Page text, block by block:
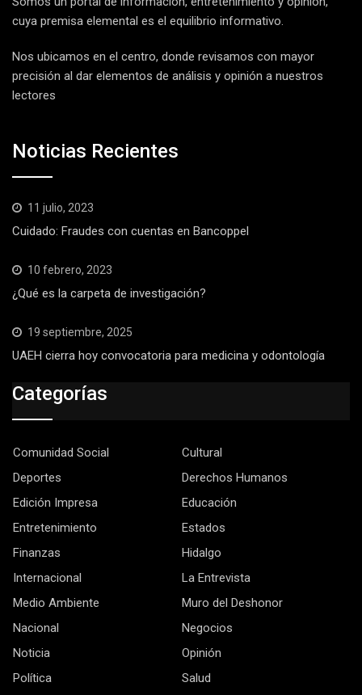
cuya premisa elemental es el equilibrio informativo.
Nos ubicamos en el centro, donde revisamos con mayor
precisión al dar elementos de análisis y opinión a nuestros
lectores
Noticias Recientes
11 julio, 2023
Cuidado: Fraudes con cuentas en Bancoppel
10 febrero, 2023
¿Qué es la carpeta de investigación?
19 septiembre, 2025
UAEH cierra hoy convocatoria para medicina y odontología
Categorías
Comunidad Social
Cultural
Deportes
Derechos Humanos
Edición Impresa
Educación
Entretenimiento
Estados
Finanzas
Hidalgo
Internacional
La Entrevista
Medio Ambiente
Muro del Deshonor
Nacional
Negocios
Noticia
Opinión
Política
Salud